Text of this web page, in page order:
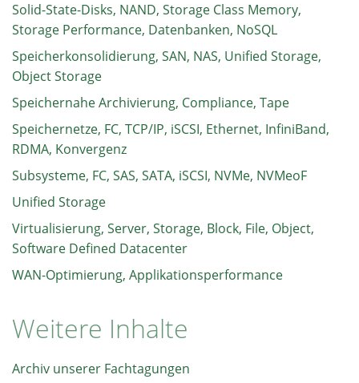
Solid-State-Disks, NAND, Storage Class Memory,
Storage Performance, Datenbanken, NoSQL
Speicherkonsolidierung, SAN, NAS, Unified Storage,
Object Storage
Speichernahe Archivierung, Compliance, Tape
Speichernetze, FC, TCP/IP, iSCSI, Ethernet, InfiniBand,
RDMA, Konvergenz
Subsysteme, FC, SAS, SATA, iSCSI, NVMe, NVMeoF
Unified Storage
Virtualisierung, Server, Storage, Block, File, Object,
Software Defined Datacenter
WAN-Optimierung, Applikationsperformance
Weitere Inhalte
Archiv unserer Fachtagungen